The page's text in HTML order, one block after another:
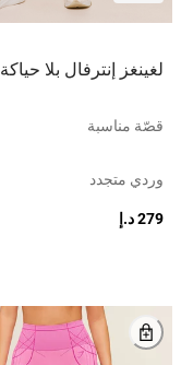
لغينغز إنترفال بلا حياكة
قصّة مناسبة
وردي متجدد
279 د.إ